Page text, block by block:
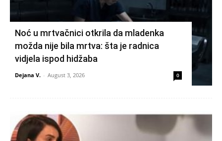
Noć u mrtvačnici otkrila da mladenka
možda nije bila mrtva: šta je radnica
vidjela ispod hidžaba
Dejana V. - August 3, 2026 0